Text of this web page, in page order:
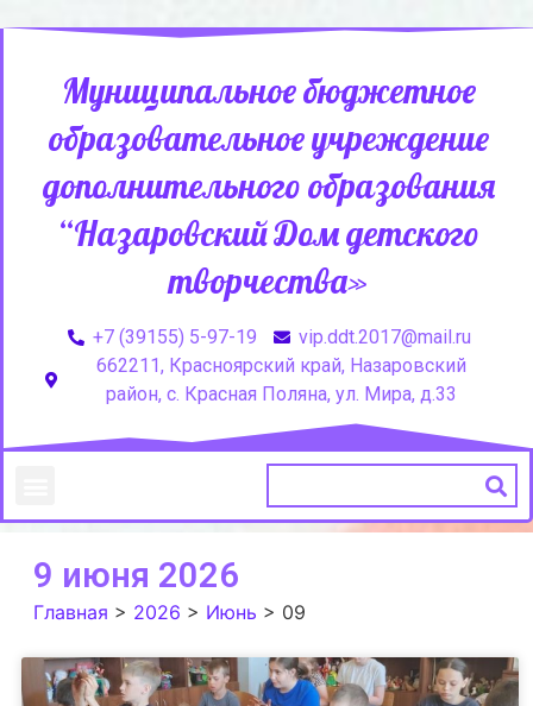
Муниципальное бюджетное
образовательное учреждение
дополнительного образования
“Назаровский Дом детского
творчества»
+7 (39155) 5-97-19
vip.ddt.2017@mail.ru
662211, Красноярский край, Назаровский
район, с. Красная Поляна, ул. Мира, д.33
9 июня 2026
Главная > 2026 > Июнь > 09